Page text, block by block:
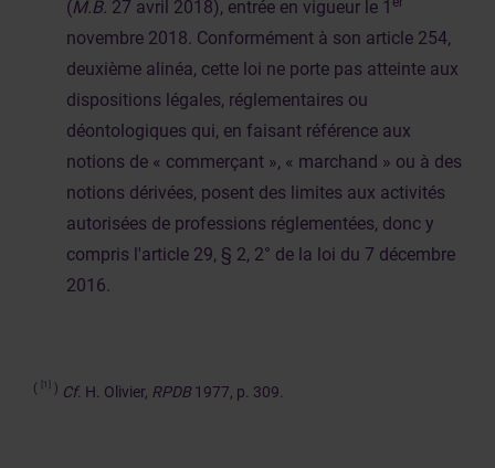
(M.B. 27 avril 2018), entrée en vigueur le 1
novembre 2018. Conformément à son article 254,
deuxième alinéa, cette loi ne porte pas atteinte aux
dispositions légales, réglementaires ou
déontologiques qui, en faisant référence aux
notions de « commerçant », « marchand » ou à des
notions dérivées, posent des limites aux activités
autorisées de professions réglementées, donc y
compris l'article 29, § 2, 2° de la loi du 7 décembre
2016.
( ) Cf. H. Olivier, RPDB1977, p. 309.